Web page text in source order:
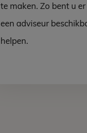
te maken. Zo bent u
een adviseur
helpen.